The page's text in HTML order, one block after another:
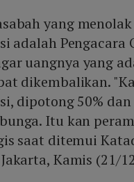
yang menolak
adalah Pengacara
uangnya yang
dikembalikan.
dipotong 50%
Itu kan
saat ditemui
Kamis (21/